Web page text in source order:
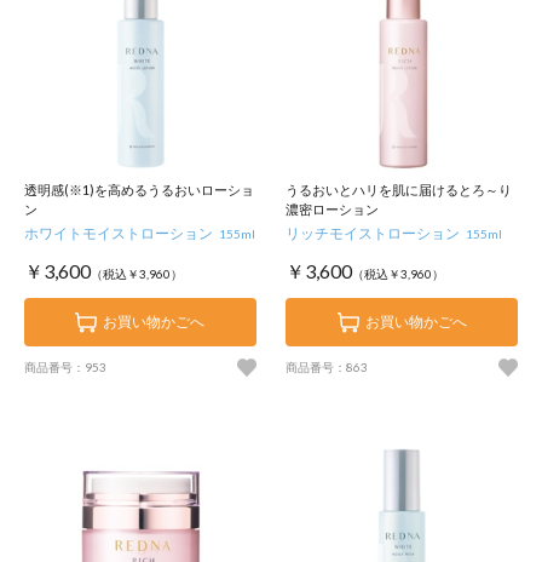
透明感(※1)を高めるうるおいローショ
ン
ホワイトモイストローション 155ml
￥3,600（税込￥3,960）
お買い物かごへ
商品番号：953
うるおいとハリを肌に届けるとろ～り
濃密ローション
リッチモイストローション 155ml
￥3,600（税込￥3,960）
お買い物かごへ
商品番号：863